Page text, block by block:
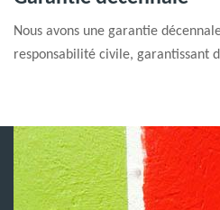
Nous avons une garantie
responsabilité civile, garantissant